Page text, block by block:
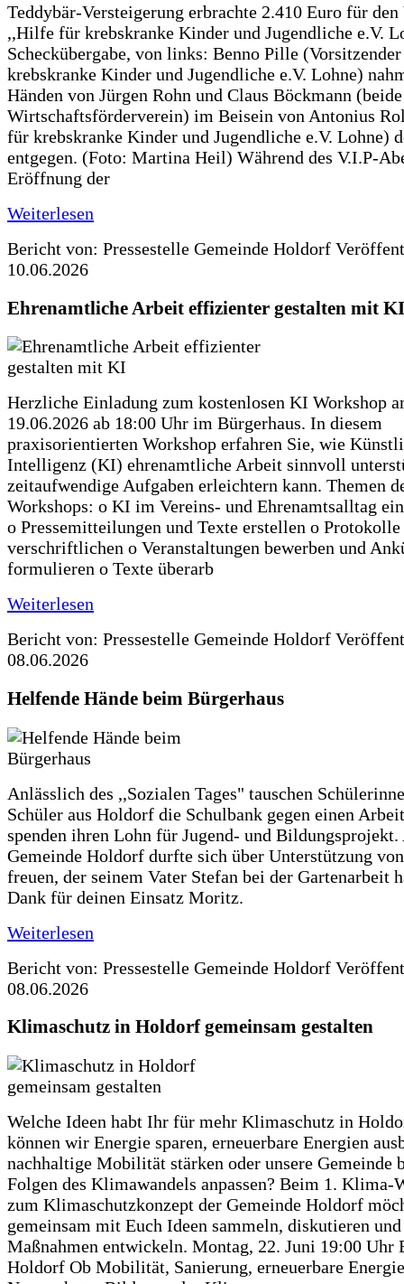
Teddybär-Versteigerung erbrachte 2.410 Euro für den
,,Hilfe für krebskranke Kinder und Jugendliche e.V.
Scheckübergabe, von links: Benno Pille
krebskranke Kinder und Jugendliche e.V. Lohne)
Händen von Jürgen Rohn und Claus Böckmann
Wirtschaftsförderverein) im Beisein von Antonius
für krebskranke Kinder und Jugendliche e.V. Lohne)
entgegen. (Foto: Martina Heil) Während des V.I.P-
Eröffnung der
Weiterlesen
Bericht von: Pressestelle Gemeinde Holdorf
10.06.2026
Ehrenamtliche Arbeit effizienter gestalten mit KI
Herzliche Einladung zum kostenlosen KI Workshop
19.06.2026 ab 18:00 Uhr im Bürgerhaus. In diesem
praxisorientierten Workshop erfahren Sie, wie
Intelligenz (KI) ehrenamtliche Arbeit sinnvoll
zeitaufwendige Aufgaben erleichtern kann. Themen
Workshops: o KI im Vereins- und Ehrenamtsalltag
o Pressemitteilungen und Texte erstellen o
verschriftlichen o Veranstaltungen bewerben und
formulieren o Texte überarb
Weiterlesen
Bericht von: Pressestelle Gemeinde Holdorf
08.06.2026
Helfende Hände beim Bürgerhaus
Anlässlich des ,,Sozialen Tages" tauschen
Schüler aus Holdorf die Schulbank gegen einen
spenden ihren Lohn für Jugend- und Bildungsprojekt.
Gemeinde Holdorf durfte sich über Unterstützung
freuen, der seinem Vater Stefan bei der Gartenarbeit
Dank für deinen Einsatz Moritz.
Weiterlesen
Bericht von: Pressestelle Gemeinde Holdorf
08.06.2026
Klimaschutz in Holdorf gemeinsam gestalten
Welche Ideen habt Ihr für mehr Klimaschutz in
können wir Energie sparen, erneuerbare Energien
nachhaltige Mobilität stärken oder unsere Gemeinde
Folgen des Klimawandels anpassen? Beim 1. Klima-
zum Klimaschutzkonzept der Gemeinde Holdorf
gemeinsam mit Euch Ideen sammeln, diskutieren
Maßnahmen entwickeln. Montag, 22. Juni 19:00 Uhr
Holdorf Ob Mobilität, Sanierung, erneuerbare